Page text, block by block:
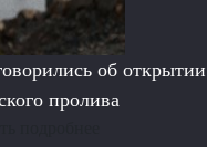
об открытии
пролива